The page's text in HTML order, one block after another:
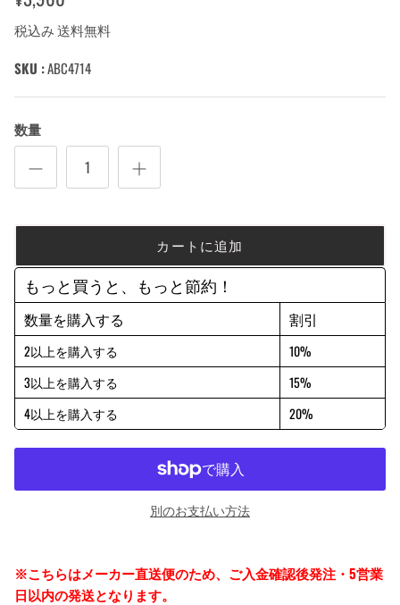
税込み 送料無料
SKU :ABC4714
数量
カートに追加
もっと買うと、もっと節約！
数量を購入する 割引
2以上を購入する
10%
3以上を購入する
15%
4以上を購入する
20%
別のお支払い方法
※こちらはメーカー直送便のため、ご入金確認後発注・5営業
日以内の発送となります。